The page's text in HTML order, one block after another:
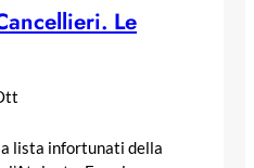
Le
lista infortunati della